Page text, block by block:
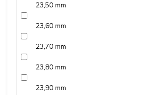
23,50 mm
23,60 mm
23,70 mm
23,80 mm
23,90 mm